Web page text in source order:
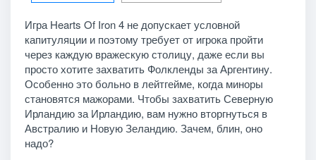
Игра Hearts Of Iron 4 не допускает условной
капитуляции и поэтому требует от игрока пройти
через каждую вражескую столицу, даже если вы
просто хотите захватить Фолкленды за Аргентину.
Особенно это больно в лейтгейме, когда миноры
становятся мажорами. Чтобы захватить Северную
Ирландию за Ирландию, вам нужно вторгнуться в
Австралию и Новую Зеландию. Зачем, блин, оно
надо?